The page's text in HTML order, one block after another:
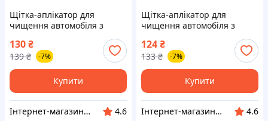
Щітка-аплікатор для
чищення автомобіля з
підставкою світла 58х48мм
нейлон (вр-во Завод) CH
130₴
139 ₴ -7%
Купити
Інтернет-магазин "Запчастинки"
4.6
Щітка-аплікатор для
чищення автомобіля з
підставкою чорна 58х48мм
нейлон (вр-во Завод) CH
124₴
133 ₴ -7%
Купити
Інтернет-магазин "Запчастинки"
4.6